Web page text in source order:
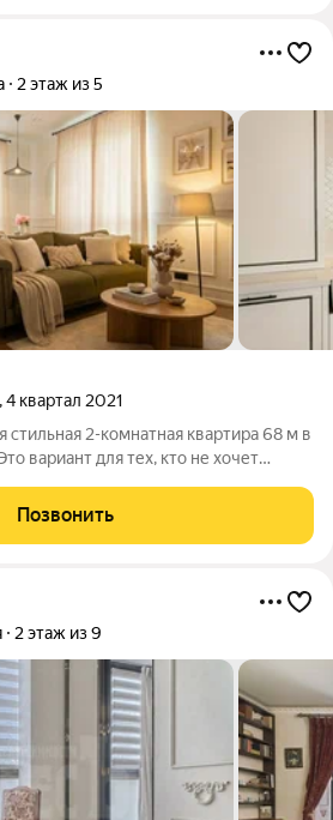
2 этаж из 5
, 4 квартал 2021
2-комнатная квартира 68 м в
вариант для тех, кто не хочет
доработок. Здесь уже всё сделано:
Позвонить
2 этаж из 9